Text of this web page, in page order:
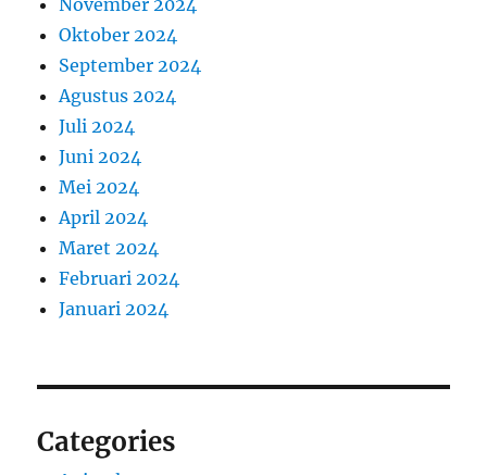
Oktober 2024
September 2024
Agustus 2024
Juli 2024
Juni 2024
Mei 2024
April 2024
Maret 2024
Februari 2024
Januari 2024
Categories